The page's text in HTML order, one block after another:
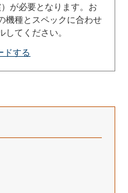
が必要となります。お
機種とスペックに合わせ
てください。
ドする